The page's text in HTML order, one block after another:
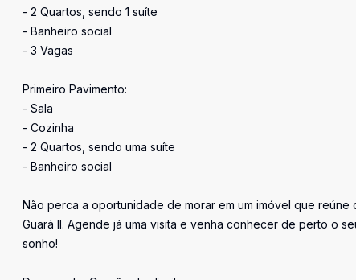
- 2 Quartos, sendo 1 suíte
- Banheiro social
- 3 Vagas
Primeiro Pavimento:
- Sala
- Cozinha
- 2 Quartos, sendo uma suíte
- Banheiro social
Não perca a oportunidade de morar em um imóvel que
Guará II. Agende já uma visita e venha conhecer de perto o
sonho!